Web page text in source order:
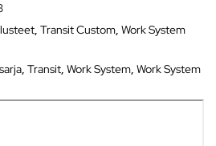
, Transit Custom, Work System
, Transit, Work System, Work System